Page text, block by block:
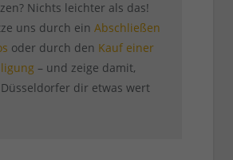
Nichts leichter als das!
uns durch ein Abschließen
oder durch den Kauf einer
– und zeige damit,
dir etwas wert